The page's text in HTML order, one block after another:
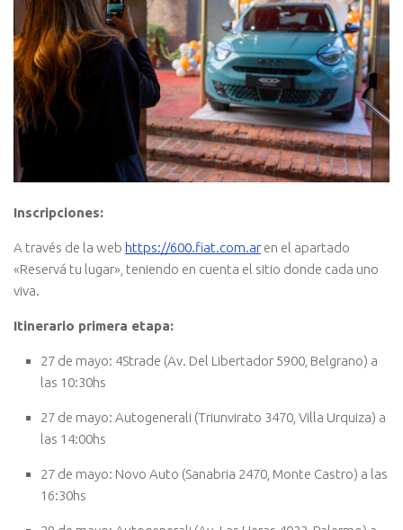
Inscripciones:
A través de la web https://600.fiat.com.ar en el apartado
«Reservá tu lugar», teniendo en cuenta el sitio donde cada uno
viva.
Itinerario primera etapa:
27 de mayo: 4Strade (Av. Del Libertador 5900, Belgrano) a
las 10:30hs
27 de mayo: Autogenerali (Triunvirato 3470, Villa Urquiza) a
las 14:00hs
27 de mayo: Novo Auto (Sanabria 2470, Monte Castro) a las
16:30hs